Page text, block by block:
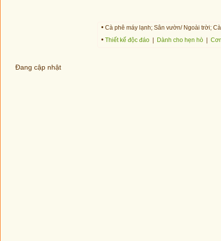
• Cà phê máy lạnh; Sân vườn/ Ngoài trời;
• Thiết kế độc đáo Dành cho hẹn hò
Đang cập nhật